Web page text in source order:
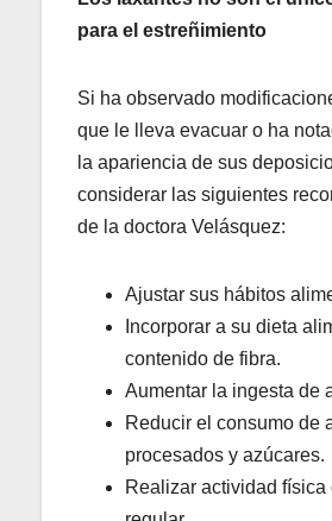
para el estreñimiento
Si ha observado
que le lleva evacuar o ha
la apariencia de sus
considerar las siguientes
de la doctora Velásquez:
Ajustar sus hábitos
Incorporar a su dieta
contenido de fibra.
Aumentar la ingesta de
Reducir el consumo de
procesados y azúcares.
Realizar actividad física